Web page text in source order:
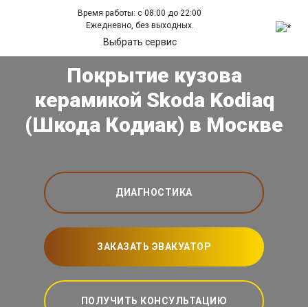
Время работы: с 08:00 до 22:00
Ежедневно, без выходных.
Выбрать сервис
Покрытие кузова
керамикой Skoda Kodiaq
(Шкода Кодиак) в Москве
ДИАГНОСТИКА
ЗАКАЗАТЬ ЭВАКУАТОР
ПОЛУЧИТЬ КОНСУЛЬТАЦИЮ